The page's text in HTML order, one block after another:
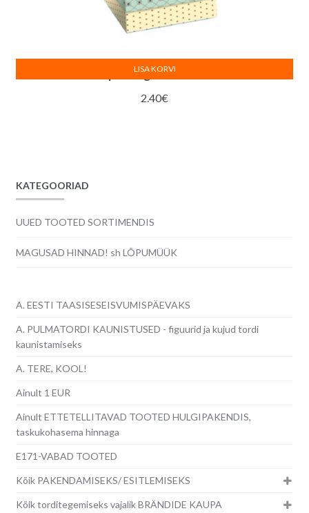
Tordikarp aknaga – 32 x 32 x 14 cm
2.40€
LISA KORVI
KATEGOORIAD
UUED TOOTED SORTIMENDIS
MAGUSAD HINNAD! sh LÕPUMÜÜK
A. EESTI TAASISESEISVUMISPÄEVAKS
A. PULMATORDI KAUNISTUSED - figuurid ja kujud tordi
kaunistamiseks
A. TERE, KOOL!
Ainult 1 EUR
Ainult ETTETELLITAVAD TOOTED HULGIPAKENDIS,
taskukohasema hinnaga
E171-VABAD TOOTED
Kõik PAKENDAMISEKS/ ESITLEMISEKS
Kõik torditegemiseks vajalik BRÄNDIDE KAUPA